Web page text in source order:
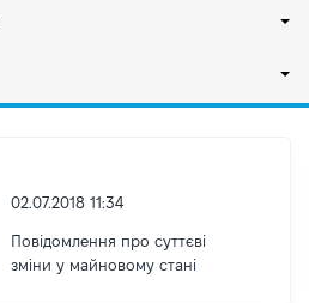
02.07.2018 11:34
Повідомлення про суттєві
зміни y майновому стані